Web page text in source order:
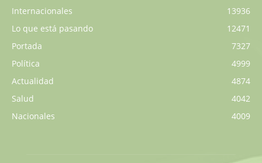
Internacionales
13936
Lo que está pasando
12471
Portada
7327
Política
4999
Actualidad
4874
Salud
4042
Nacionales
4009